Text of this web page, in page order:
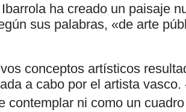
ha creado un paisaje
sus palabras, «de arte
conceptos artísticos
a cabo por el artista
contemplar ni como un